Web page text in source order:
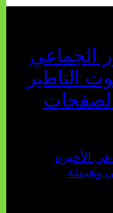
الجماعي
التاطير